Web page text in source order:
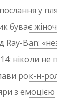
у
буває
Ban:
ніколи не
рок-н-
з емоцією